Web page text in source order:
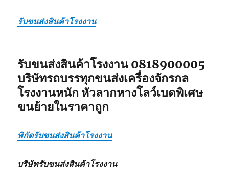
รับขนส่งสินค้าโรงงาน
รับขนส่งสินค้าโรงงาน 0818900005
บริษัทรถบรรทุกขนส่งเครื่องจักรกล
โรงงานหนัก หัวลากหางโลว์เบดพิเศษ
ขนย้ายในราคาถูก
พิกัดรับขนส่งสินค้าโรงงาน
บริษัทรับขนส่งสินค้าโรงงาน